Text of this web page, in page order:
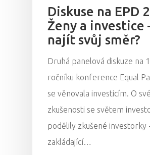
Diskuse na EPD
Ženy a investice
najít svůj směr?
Druhá panelová diskuze na
ročníku konference Equal
se věnovala investicím. O své
zkušenosti se světem
podělily zkušené investorky
zakládající…